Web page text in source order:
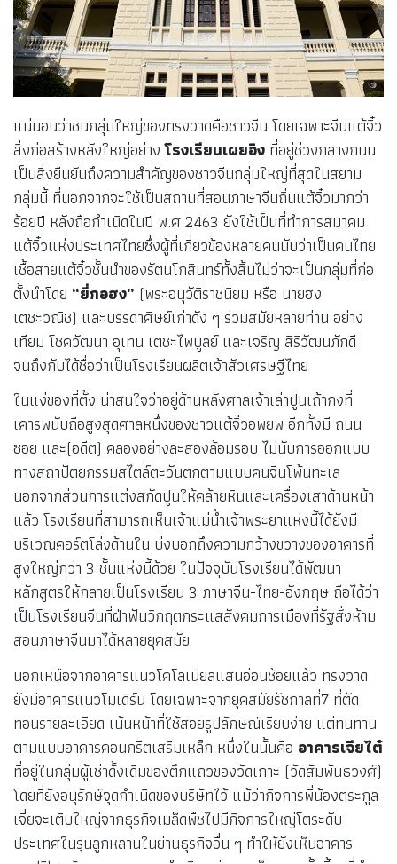
แน่นอนว่าชนกลุ่มใหญ่ของทรงวาดคือชาวจีน โดยเฉพาะจีนแต้จิ๋ว
สิ่งก่อสร้างหลังใหญ่อย่างโรงเรียนเผยอิง ที่อยู่ช่วงกลางถนน
เป็นสิ่งยืนยันถึงความสำคัญของชาวจีนกลุ่มใหญ่ที่สุดในสยาม
กลุ่มนี้ ที่นอกจากจะใช้เป็นสถานที่สอนภาษาจีนถิ่นแต้จิ๋วมากว่า
ร้อยปี หลังถือกำเนิดในปี พ.ศ.2463 ยังใช้เป็นที่ทำการสมาคม
แต้จิ๋วแห่งประเทศไทยซึ่งผู้ที่เกี่ยวข้องหลายคนนับว่าเป็นคนไทย
เชื้อสายแต้จิ๋วชั้นนำของรัตนโกสินทร์ทั้งสิ้นไม่ว่าจะเป็นกลุ่มที่ก่อ
ตั้งนำโดย “ยี่กอฮง” (พระอนุวัติราชนิยม หรือ นายฮง
เตชะวณิช) และบรรดาศิษย์เก่าดัง ๆ ร่วมสมัยหลายท่าน อย่าง
เทียม โชควัฒนา อุเทน เตชะไพบูลย์ และเจริญ สิริวัฒนภักดี
จนถึงกับได้ชื่อว่าเป็นโรงเรียนผลิตเจ้าสัวเศรษฐีไทย
ในแง่ของที่ตั้ง น่าสนใจว่าอยู่ด้านหลังศาลเจ้าเล่าปูนเถ้ากงที่
เคารพนับถือสูงสุดศาลหนึ่งของชาวแต้จิ๋วอพยพ อีกทั้งมี ถนน
ซอย และ(อดีต) คลองอย่างละสองล้อมรอบ ไม่นับการออกแบบ
ทางสถาปัตยกรรมสไตล์ตะวันตกตามแบบคนจีนโพ้นทะเล
นอกจากส่วนการแต่งสกัดปูนให้คล้ายหินและเครื่องเสาด้านหน้า
แล้ว โรงเรียนที่สามารถเห็นเจ้าแม่น้ำเจ้าพระยาแห่งนี้ได้ยังมี
บริเวณคอร์ตโล่งด้านใน บ่งบอกถึงความกว้างขวางของอาคารที่
สูงใหญ่กว่า 3 ชั้นแห่งนี้ด้วย ในปัจจุบันโรงเรียนได้พัฒนา
หลักสูตรให้กลายเป็นโรงเรียน 3 ภาษาจีน-ไทย-อังกฤษ ถือได้ว่า
เป็นโรงเรียนจีนที่ฝ่าฟันวิกฤตกระแสสังคมการเมืองที่รัฐสั่งห้าม
สอนภาษาจีนมาได้หลายยุคสมัย
นอกเหนือจากอาคารแนวโคโลเนียลแสนอ่อนช้อยแล้ว ทรงวาด
ยังมีอาคารแนวโมเดิร์น โดยเฉพาะจากยุคสมัยรัชกาลที่7 ที่ตัด
ทอนรายละเอียด เน้นหน้าที่ใช้สอยรูปลักษณ์เรียบง่าย แต่ทนทาน
ตามแบบอาคารคอนกรีตเสริมเหล็ก หนึ่งในนั้นคือ อาคารเจียไต๋
ที่อยู่ในกลุ่มผู้เช่าดั้งเดิมของตึกแถวของวัดเกาะ (วัดสัมพันธวงศ์)
โดยที่ยังอนุรักษ์จุดกำเนิดของบริษัทไว้ แม้ว่ากิจการพี่น้องตระกูล
เจี่ยจะเติบใหญ่จากธุรกิจเมล็ดพืชไปมีกิจการใหญ่โตระดับ
ประเทศในรุ่นลูกหลานในย่านธุรกิจอื่น ๆ ทำให้ยังเห็นอาคาร